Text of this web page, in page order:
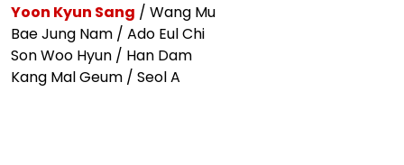
Yoon Kyun Sang / Wang Mu
Bae Jung Nam / Ado Eul Chi
Son Woo Hyun / Han Dam
Kang Mal Geum / Seol A